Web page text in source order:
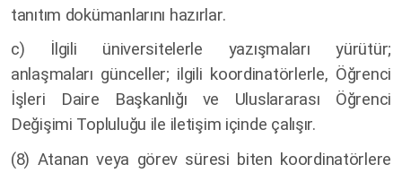
tanıtım dokümanlarını hazırlar.
c) İlgili üniversitelerle yazışmaları yürütür;
anlaşmaları günceller; ilgili koordinatörlerle, Öğrenci
İşleri Daire Başkanlığı ve Uluslararası Öğrenci
Değişimi Topluluğu ile iletişim içinde çalışır.
(8) Atanan veya görev süresi biten koordinatörlere